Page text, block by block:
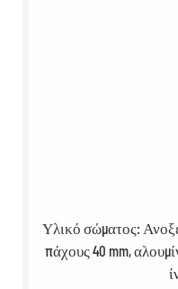
Υλικό σώματος:
πάχους 40 mm,